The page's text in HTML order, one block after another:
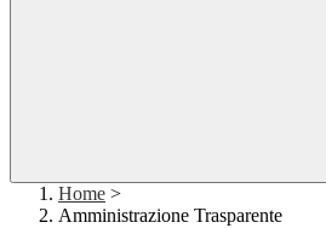
Home >
Amministrazione Trasparente